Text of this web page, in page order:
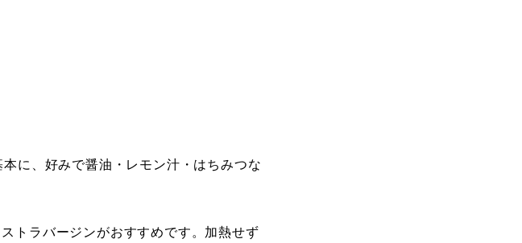
本に、好みで醤油・レモン汁・はちみつな
トラバージンがおすすめです。加熱せず